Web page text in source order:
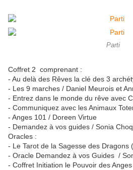
Parti
Coffret 2 comprenant :
- Au delà des Rêves la clé des 3
- Les 9 marches / Daniel Meurois et
- Entrez dans le monde du rêve avec
- Communiquez avec les Animaux
- Anges 101 / Doreen Virtue
- Demandez à vos guides / Sonia
Oracles :
- Le Tarot de la Sagesse des Dragons
- Oracle Demandez à vos Guides /
- Coffret Initiation le Pouvoir des Anges